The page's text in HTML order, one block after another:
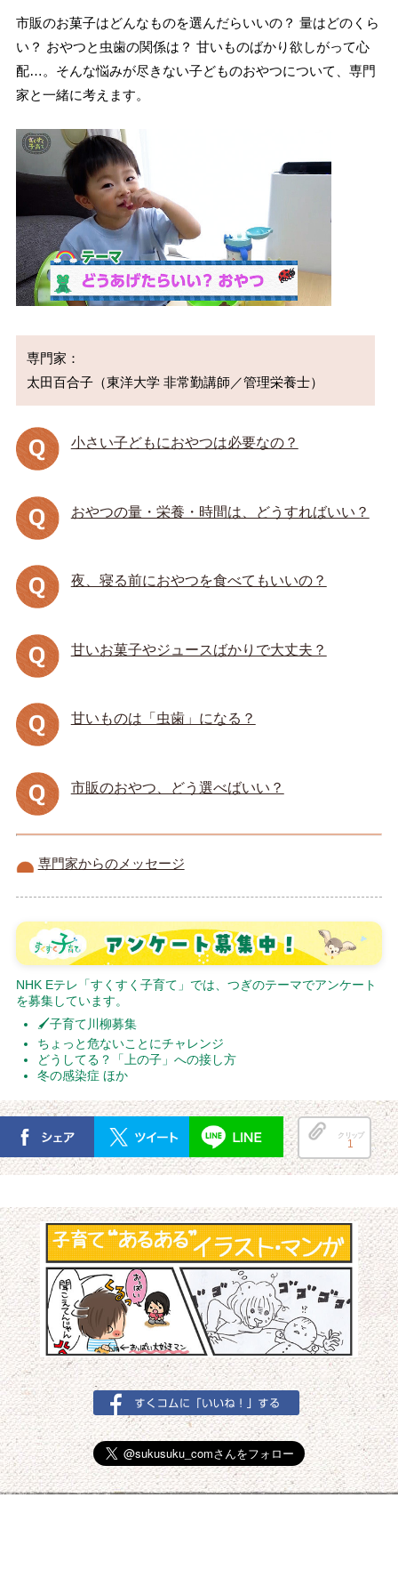
市販のお菓子はどんなものを選んだらいいの？ 量はどのくら
い？ おやつと虫歯の関係は？ 甘いものばかり欲しがって心
配…。そんな悩みが尽きない子どものおやつについて、専門
家と一緒に考えます。
専門家：
小さい子どもにおやつは必要なの？
おやつの量・栄養・時間は、どうすればいい？
夜、寝る前におやつを食べてもいいの？
甘いお菓子やジュースばかりで大丈夫？
甘いものは「虫歯」になる？
市販のおやつ、どう選べばいい？
専門家からのメッセージ
NHK Eテレ「すくすく子育て」では、つぎのテーマでアンケート
を募集しています。
🖌子育て川柳募集
ちょっと危ないことにチャレンジ
どうしてる？「上の子」への接し方
冬の感染症 ほか
クリップ
1